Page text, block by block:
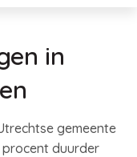
in
gemeente
procent duurder